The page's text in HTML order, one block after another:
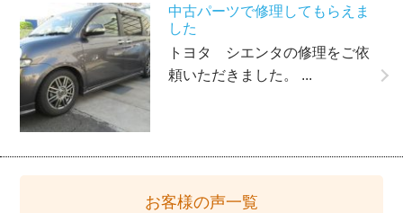
中古パーツで修理してもらえま
した
トヨタ シエンタの修理をご依
頼いただきました。 ...
お客様の声一覧